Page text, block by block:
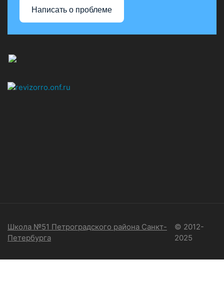
Написать о проблеме
Школа №51 Петроградского района Санкт-
Петербурга
© 2012-
2025